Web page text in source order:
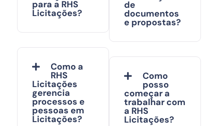
para a RHS
Licitações?
Como a
RHS
Licitações
gerencia
processos e
pessoas em
Licitações?
de
documentos
e propostas?
Como
posso
começar a
trabalhar com
a RHS
Licitações?